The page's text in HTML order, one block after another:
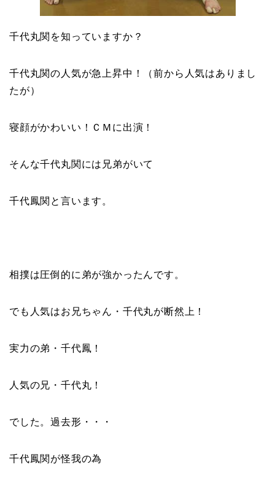
千代丸関を知っていますか？
千代丸関の人気が急上昇中！（前から人気はありまし
たが）
寝顔がかわいい！ＣＭに出演！
そんな千代丸関には兄弟がいて
千代鳳関と言います。
相撲は圧倒的に弟が強かったんです。
でも人気はお兄ちゃん・千代丸が断然上！
実力の弟・千代鳳！
人気の兄・千代丸！
でした。過去形・・・
千代鳳関が怪我の為